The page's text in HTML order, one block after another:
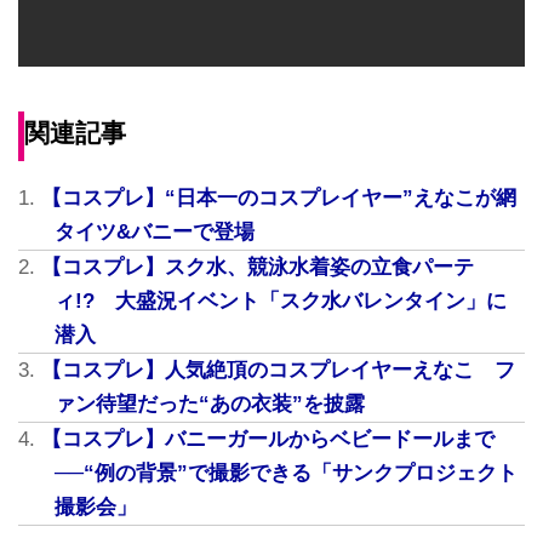
関連記事
【コスプレ】“日本一のコスプレイヤー”えなこが網
タイツ&バニーで登場
【コスプレ】スク水、競泳水着姿の立食パーテ
ィ!? 大盛況イベント「スク水バレンタイン」に
潜入
【コスプレ】人気絶頂のコスプレイヤーえなこ フ
ァン待望だった“あの衣装”を披露
【コスプレ】バニーガールからベビードールまで
──“例の背景”で撮影できる「サンクプロジェクト
撮影会」